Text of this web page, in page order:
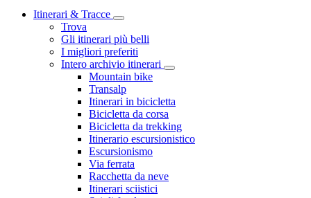
Itinerari & Tracce
Trova
Gli itinerari più belli
I migliori preferiti
Intero archivio itinerari
Mountain bike
Transalp
Itinerari in bicicletta
Bicicletta da corsa
Bicicletta da trekking
Itinerario escursionistico
Escursionismo
Via ferrata
Racchetta da neve
Itinerari sciistici